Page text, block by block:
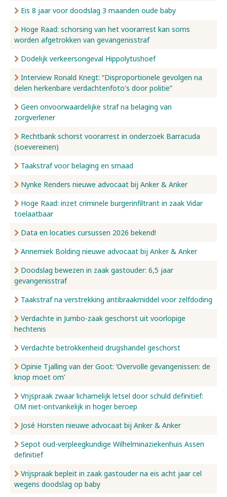
Eis 8 jaar voor doodslag 3 maanden oude baby
Hoge Raad: schorsing van het voorarrest kan soms
worden afgetrokken van gevangenisstraf
Dodelijk verkeersongeval Hippolytushoef
Interview Ronald Knegt: “Disproportionele gevolgen na
delen herkenbare verdachtenfoto's door politie”
Geen onvoorwaardelijke straf na belaging van
zorgverlener
Rechtbank schorst voorarrest in onderzoek Barracuda
(soevereinen)
Taakstraf voor belaging en smaad
Nynke Renders nieuwe advocaat bij Anker & Anker
Hoge Raad: inzet criminele burgerinfiltrant in zaak Vidar
toelaatbaar
Data en locaties cursussen 2026 bekend!
Annemiek Bolding nieuwe advocaat bij Anker & Anker
Doodslag bewezen in zaak gastouder: 6,5 jaar
gevangenisstraf
Taakstraf na verstrekking antibraakmiddel voor zelfdoding
Verdachte in Jumbo-zaak geschorst uit voorlopige
hechtenis
Verdachte betrokkenheid drugshandel geschorst
Opinie Tjalling van der Goot: ‘Overvolle gevangenissen: de
knop moet om’
Vrijspraak zwaar lichamelijk letsel door schuld definitief:
OM niet-ontvankelijk in hoger beroep
José Horsten nieuwe advocaat bij Anker & Anker
Sepot oud-verpleegkundige Wilhelminaziekenhuis Assen
definitief
Vrijspraak bepleit in zaak gastouder na eis acht jaar cel
wegens doodslag op baby